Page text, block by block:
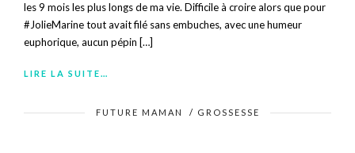
les 9 mois les plus longs de ma vie. Difficile à croire alors que pour
#JolieMarine tout avait filé sans embuches, avec une humeur
euphorique, aucun pépin […]
LIRE LA SUITE…
FUTURE MAMAN / GROSSESSE